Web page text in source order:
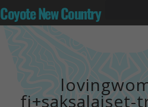
Coyote New Country